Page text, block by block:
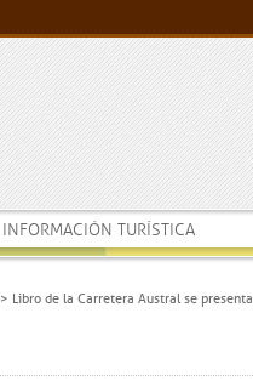
INFORMACIÓN TURÍSTICA
> Libro de la Carretera Austral se presenta